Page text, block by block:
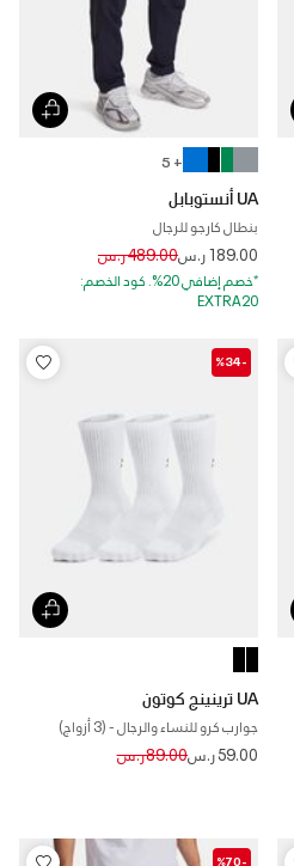
+ 5
UA أنستوبابل
بنطال كارجو للرجال
189.00 ر.س Price reduced from
489.00 ر.س to
*خصم إضافي 20%. كود الخصم:
EXTRA20
-%34
UA ترينينج كوتون
جوارب كرو للنساء والرجال - (3 أزواج)
59.00 ر.س Price reduced from
89.00 ر.س to
-%70